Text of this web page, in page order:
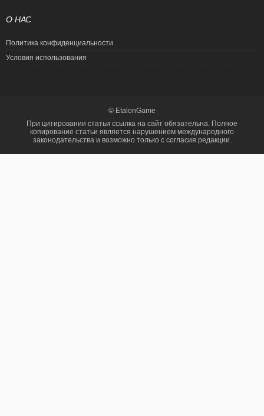
О НАС
Политика конфиденциальности
Условия использования
© EtalonGame
При цитировании статьи ссылка на сайт обязательна. Полное
копирование статьи является нарушением международного
законодательства и возможно только с согласия редакции.